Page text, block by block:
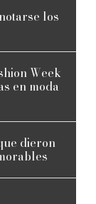
los
Week
en moda
dieron